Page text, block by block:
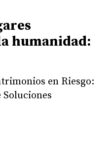
humanidad:
en Riesgo:
Soluciones